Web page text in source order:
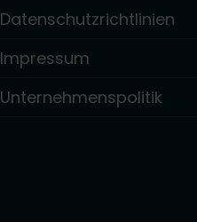
Datenschutzrichtlinien
Impressum
Unternehmenspolitik